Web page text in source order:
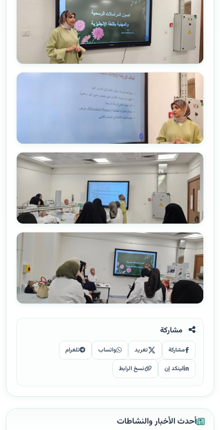
مشاركة
مشاركة تغريد واتساب تلغرام
لينكد إن نسخ الرابط
أحدث الأخبار والنشاطات